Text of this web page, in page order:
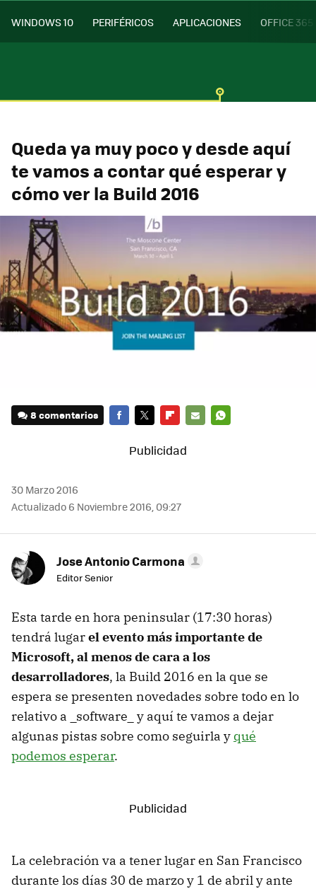
WINDOWS 10 PERIFÉRICOS APLICACIONES OFFICE 365
Queda ya muy poco y desde aquí
te vamos a contar qué esperar y
cómo ver la Build 2016
8 comentarios
MAIL
30 Marzo 2016
Actualizado 6 Noviembre 2016, 09:27
Jose Antonio Carmona
Editor Senior
Esta tarde en hora peninsular (17:30 horas)
tendrá lugarel evento más importante de
Microsoft, al menos de cara a los
desarrolladores, la Build 2016 en la que se
espera se presenten novedades sobre todo en lo
relativo a _software_ y aquí te vamos a dejar
algunas pistas sobre como seguirla y qué
podemos esperar.
La celebración va a tener lugar en San Francisco
durante los días 30 de marzo y 1 de abril y ante